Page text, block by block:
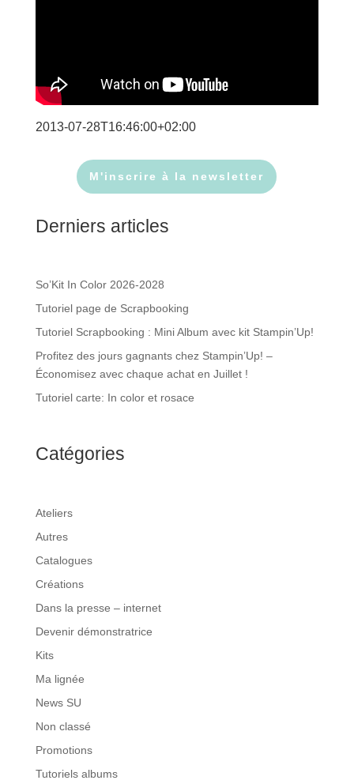
2013-07-28T16:46:00+02:00
M'inscrire à la newsletter
Derniers articles
So’Kit In Color 2026-2028
Tutoriel page de Scrapbooking
Tutoriel Scrapbooking : Mini Album avec kit Stampin’Up!
Profitez des jours gagnants chez Stampin’Up! –
Économisez avec chaque achat en Juillet !
Tutoriel carte: In color et rosace
Catégories
Ateliers
Autres
Catalogues
Créations
Dans la presse – internet
Devenir démonstratrice
Kits
Ma lignée
News SU
Non classé
Promotions
Tutoriels albums